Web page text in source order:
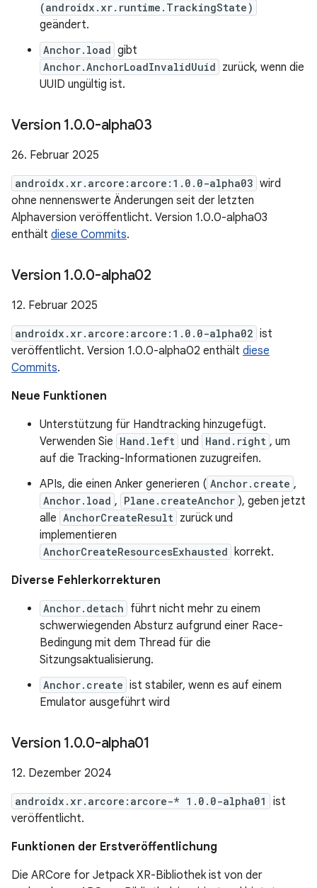
(androidx.xr.runtime.TrackingState)
geändert.
Anchor.load gibt
Anchor.AnchorLoadInvalidUuid zurück, wenn die
UUID ungültig ist.
Version 1.0.0-alpha03
26. Februar 2025
androidx.xr.arcore:arcore:1.0.0-alpha03 wird
ohne nennenswerte Änderungen seit der letzten
Alphaversion veröffentlicht. Version 1.0.0-alpha03
enthält diese Commits.
Version 1.0.0-alpha02
12. Februar 2025
androidx.xr.arcore:arcore:1.0.0-alpha02 ist
veröffentlicht. Version 1.0.0-alpha02 enthält diese
Commits.
Neue Funktionen
Unterstützung für Handtracking hinzugefügt.
Verwenden Sie Hand.left und Hand.right , um
auf die Tracking-Informationen zuzugreifen.
APIs, die einen Anker generieren ( Anchor.create ,
Anchor.load , Plane.createAnchor ), geben jetzt
alle AnchorCreateResult zurück und
implementieren
AnchorCreateResourcesExhausted korrekt.
Diverse Fehlerkorrekturen
Anchor.detach führt nicht mehr zu einem
schwerwiegenden Absturz aufgrund einer Race-
Bedingung mit dem Thread für die
Sitzungsaktualisierung.
Anchor.create ist stabiler, wenn es auf einem
Emulator ausgeführt wird
Version 1.0.0-alpha01
12. Dezember 2024
androidx.xr.arcore:arcore-* 1.0.0-alpha01
ist
veröffentlicht.
Funktionen der Erstveröffentlichung
Die ARCore for Jetpack XR-Bibliothek ist von der